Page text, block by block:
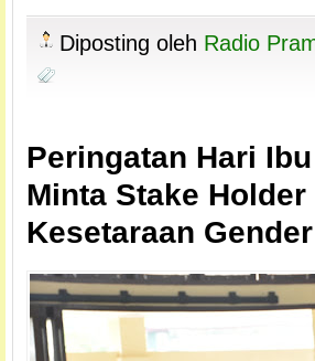
Diposting oleh Radio
Peringatan Hari
Minta Stake
Kesetaraan Gender